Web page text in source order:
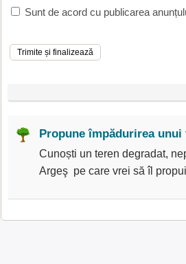
Sunt de acord cu publicarea
Propune împădurirea
Cunoști un teren degradat,
Argeş pe care vrei să îl